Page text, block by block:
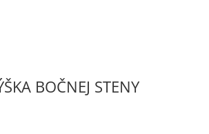
BOČNEJ STENY